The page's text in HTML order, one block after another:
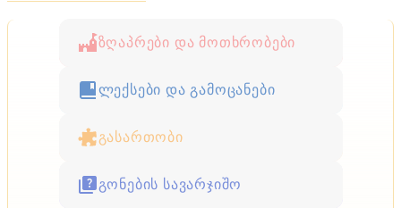
ზღაპრები და მოთხრობები
ლექსები და გამოცანები
გასართობი
გონების სავარჯიშო